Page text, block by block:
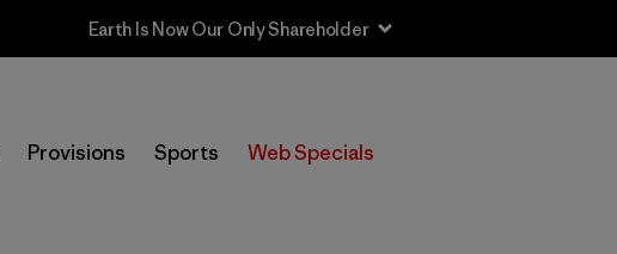
Earth Is Now Our Only Shareholder
Provisions Sports Web Specials